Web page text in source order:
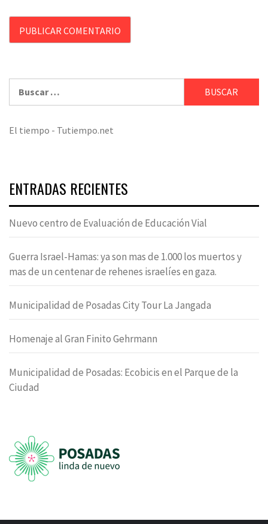
El tiempo - Tutiempo.net
ENTRADAS RECIENTES
Nuevo centro de Evaluación de Educación Vial
Guerra Israel-Hamas: ya son mas de 1.000 los muertos y
mas de un centenar de rehenes israelíes en gaza.
Municipalidad de Posadas City Tour La Jangada
Homenaje al Gran Finito Gehrmann
Municipalidad de Posadas: Ecobicis en el Parque de la
Ciudad